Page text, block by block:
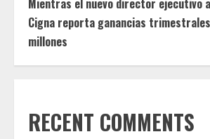
Mientras el nuevo director ejecutivo
Cigna reporta ganancias
millones
RECENT COMMENTS